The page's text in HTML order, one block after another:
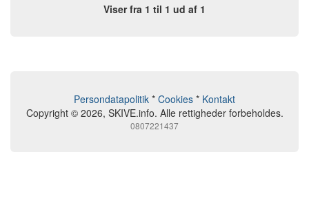
Viser fra 1 til 1 ud af 1
Persondatapolitik * Cookies * Kontakt
Copyright © 2026, SKIVE.info. Alle rettigheder forbeholdes.
0807221437